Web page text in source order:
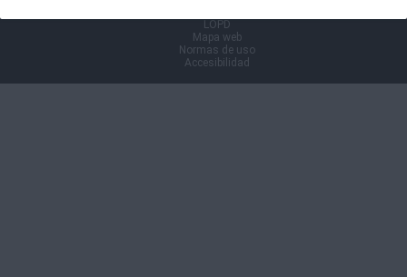
LOPD
Mapa web
Normas de uso
Accesibilidad